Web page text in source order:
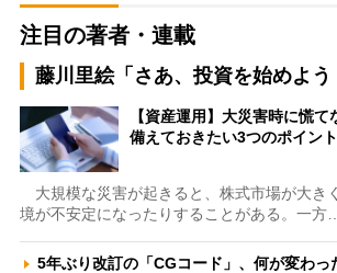
注目の著者・連載
藤川里絵「さあ、投資を始めよう
【資産運用】大災害時に慌
備えておきたい3つのポイン
大規模な災害が起きると、株式市場が大き
境が不安定になったりすることがある。一方…
5年ぶり改訂の「CGコード」、何が変わっ